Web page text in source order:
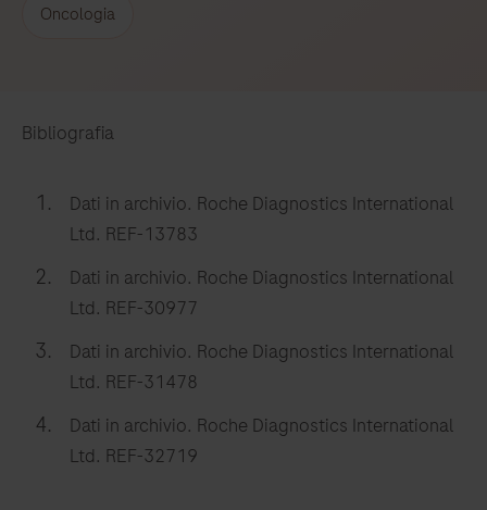
Oncologia
Bibliografia
Dati in archivio. Roche Diagnostics International
Ltd. REF-13783
Dati in archivio. Roche Diagnostics International
Ltd. REF-30977
Dati in archivio. Roche Diagnostics International
Ltd. REF-31478
Dati in archivio. Roche Diagnostics International
Ltd. REF-32719